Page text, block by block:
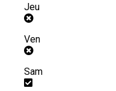
Jeu
Ven
Sam